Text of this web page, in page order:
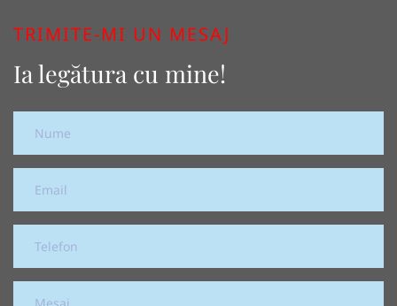
TRIMITE-MI UN MESAJ
Ia legătura cu mine!